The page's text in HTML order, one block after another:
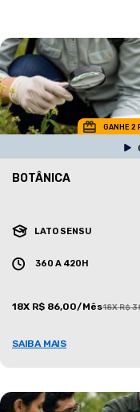
GANHE 2
BOTÂNICA
LATO SENSU
360 A 420H
18X R$ 86,00/Mês18X R$
SAIBA MAIS